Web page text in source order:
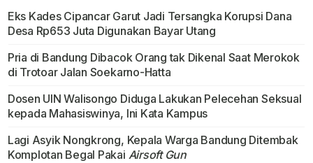
Eks Kades Cipancar Garut Jadi Tersangka Korupsi Dana
Desa Rp653 Juta Digunakan Bayar Utang
Pria di Bandung Dibacok Orang tak Dikenal Saat Merokok
di Trotoar Jalan Soekarno-Hatta
Dosen UIN Walisongo Diduga Lakukan Pelecehan Seksual
kepada Mahasiswinya, Ini Kata Kampus
Lagi Asyik Nongkrong, Kepala Warga Bandung Ditembak
Komplotan Begal Pakai Airsoft Gun